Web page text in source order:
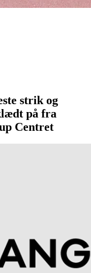
strik og
på fra
Centret